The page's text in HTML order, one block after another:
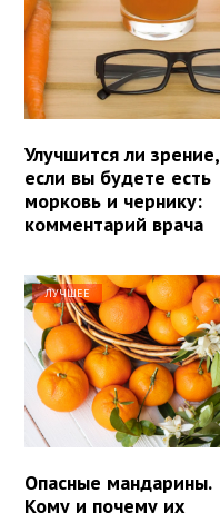
Улучшится ли зрение,
если вы будете есть
морковь и чернику:
комментарий врача
ЛУЧШЕЕ
Опасные мандарины.
Кому и почему их